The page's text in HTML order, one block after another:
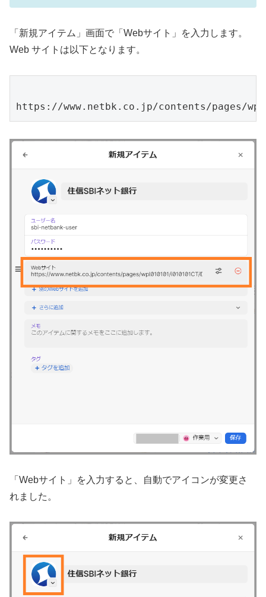
「新規アイテム」画面で「Webサイト」を入力します。
Web サイトは以下となります。
https://www.netbk.co.jp/contents/pages/
「Webサイト」を入力すると、自動でアイコンが変更さ
れました。